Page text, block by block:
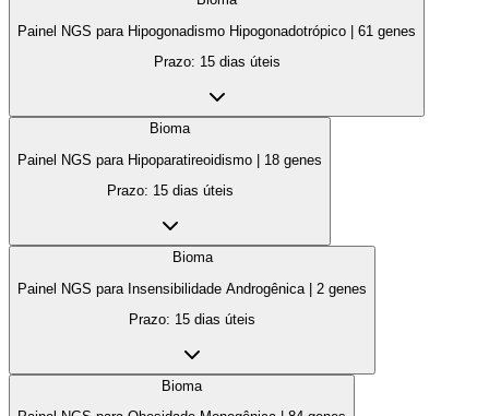
Painel NGS para Hipogonadismo Hipogonadotrópico | 61 genes
Prazo: 15 dias úteis
Bioma
Painel NGS para Hipoparatireoidismo | 18 genes
Prazo: 15 dias úteis
Bioma
Painel NGS para Insensibilidade Androgênica | 2 genes
Prazo: 15 dias úteis
Bioma